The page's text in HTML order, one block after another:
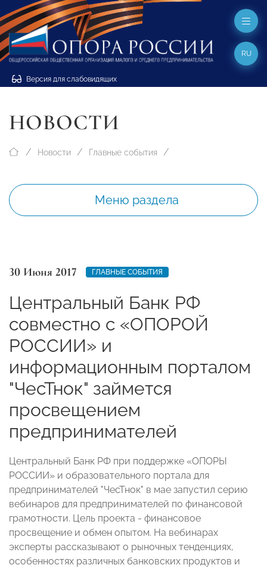
Версия для слабовидящих
RU
НОВОСТИ
Новости Главные события
Меню раздела
30 Июня 2017 ГЛАВНЫЕ СОБЫТИЯ
Центральный Банк РФ
совместно с «ОПОРОЙ
РОССИИ» и
информационным порталом
"ЧесТнок" займется
просвещением
предпринимателей
Центральный Банк РФ при поддержке «ОПОРЫ
РОССИИ» и образовательного портала для
предпринимателей "ЧесТнок" в мае запустил серию
вебинаров для предпринимателей по финансовой
грамотности. Цель проекта - финансовое
просвещение и обмен опытом. На вебинарах
эксперты рассказывают о рыночных тенденциях,
особенностях различных банковских продуктов и